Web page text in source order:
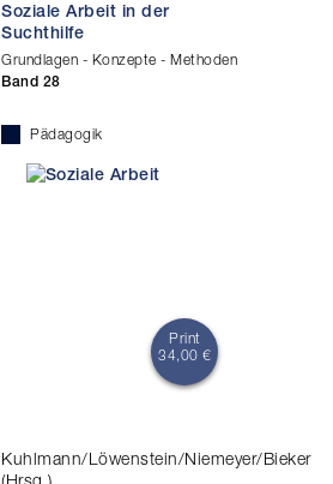
Soziale Arbeit in der
Suchthilfe
Grundlagen - Konzepte - Methoden
Band 28
Pädagogik
Print
34,00 €
Kuhlmann/Löwenstein/Niemeyer/Bieker